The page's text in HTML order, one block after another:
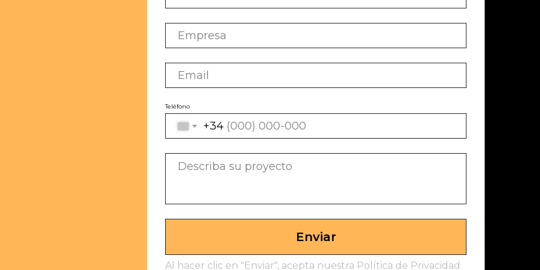
Teléfono
+34
Enviar
Al hacer clic en "Enviar", acepta nuestra Política de Privacidad